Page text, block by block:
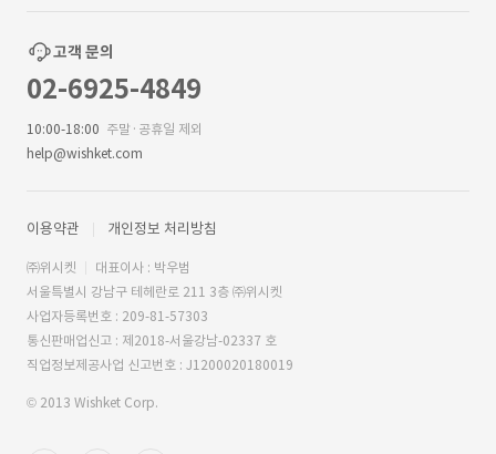
고객 문의
02-6925-4849
10:00-18:00 주말·공휴일 제외
help@wishket.com
이용약관 개인정보 처리방침
㈜위시켓
대표이사 : 박우범
서울특별시 강남구 테헤란로 211 3층 ㈜위시켓
사업자등록번호 : 209-81-57303
통신판매업신고 : 제2018-서울강남-02337 호
직업정보제공사업 신고번호 : J1200020180019
© 2013 Wishket Corp.